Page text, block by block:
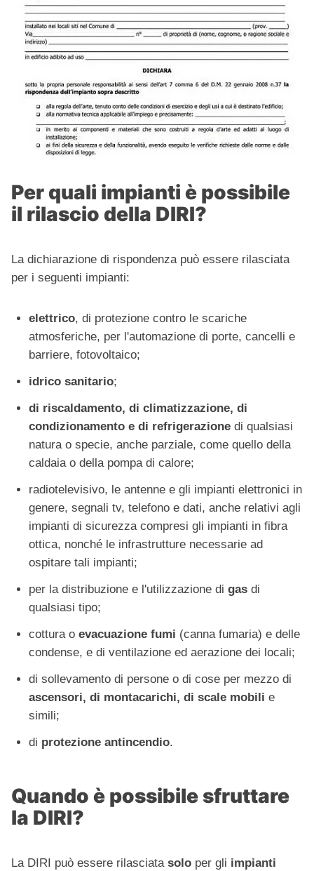
Per quali impianti è possibile
il rilascio della DIRI?
La dichiarazione di rispondenza può essere rilasciata
per i seguenti impianti:
elettrico, di protezione contro le scariche
atmosferiche, per l'automazione di porte, cancelli e
barriere, fotovoltaico;
idrico sanitario;
di riscaldamento, di climatizzazione, di
condizionamento e di refrigerazione di qualsiasi
natura o specie, anche parziale, come quello della
caldaia o della pompa di calore;
radiotelevisivo, le antenne e gli impianti elettronici in
genere, segnali tv, telefono e dati, anche relativi agli
impianti di sicurezza compresi gli impianti in fibra
ottica, nonché le infrastrutture necessarie ad
ospitare tali impianti;
per la distribuzione e l'utilizzazione di gas di
qualsiasi tipo;
cottura o evacuazione fumi (canna fumaria) e delle
condense, e di ventilazione ed aerazione dei locali;
di sollevamento di persone o di cose per mezzo di
ascensori, di montacarichi, di scale mobili e
simili;
di protezione antincendio.
Quando è possibile sfruttare
la DIRI?
La DIRI può essere rilasciatasolo per gli impianti